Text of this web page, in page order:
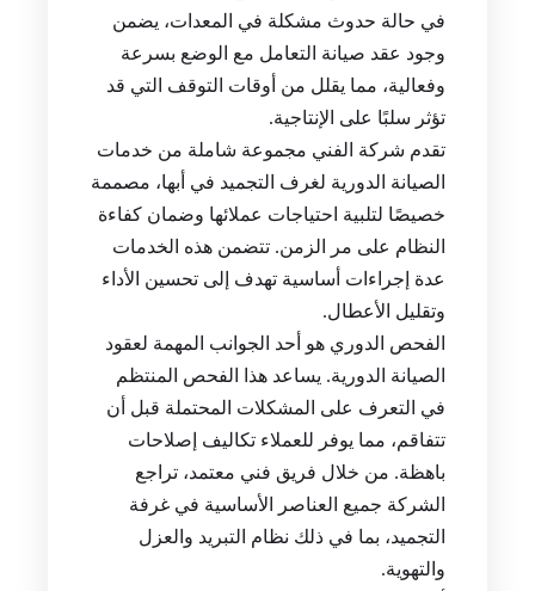
في حالة حدوث مشكلة في المعدات، يضمن
وجود عقد صيانة التعامل مع الوضع بسرعة
وفعالية، مما يقلل من أوقات التوقف التي قد
تؤثر سلبًا على الإنتاجية.
تقدم شركة الفني مجموعة شاملة من خدمات
الصيانة الدورية لغرف التجميد في أبها، مصممة
خصيصًا لتلبية احتياجات عملائها وضمان كفاءة
النظام على مر الزمن. تتضمن هذه الخدمات
عدة إجراءات أساسية تهدف إلى تحسين الأداء
وتقليل الأعطال.
الفحص الدوري هو أحد الجوانب المهمة لعقود
الصيانة الدورية. يساعد هذا الفحص المنتظم
في التعرف على المشكلات المحتملة قبل أن
تتفاقم، مما يوفر للعملاء تكاليف إصلاحات
باهظة. من خلال فريق فني معتمد، تراجع
الشركة جميع العناصر الأساسية في غرفة
التجميد، بما في ذلك نظام التبريد والعزل
والتهوية.